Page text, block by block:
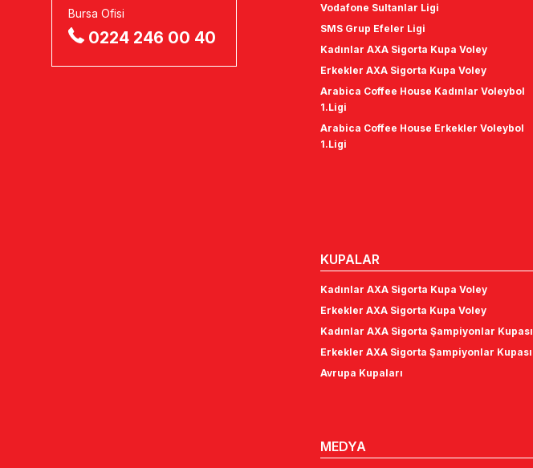
Bursa Ofisi
0224 246 00 40
Vodafone Sultanlar Ligi
SMS Grup Efeler Ligi
Kadınlar AXA Sigorta Kupa Voley
Erkekler AXA Sigorta Kupa Voley
Arabica Coffee House Kadınlar Voleybol
1.Ligi
Arabica Coffee House Erkekler Voleybol
1.Ligi
KUPALAR
Kadınlar AXA Sigorta Kupa Voley
Erkekler AXA Sigorta Kupa Voley
Kadınlar AXA Sigorta Şampiyonlar Kupası
Erkekler AXA Sigorta Şampiyonlar Kupası
Avrupa Kupaları
MEDYA